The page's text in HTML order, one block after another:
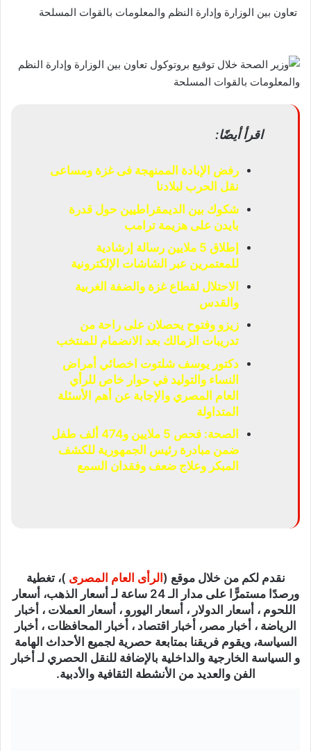
تعاون بين الوزارة وإدارة النظم والمعلومات بالقوات المسلحة
اقرأ أيضًا:
رفض الإبادة الممنهجة فى غزة ومساعى
نقل الحرب لبلادنا
شكوك بين الديمقراطيين حول قدرة
بايدن على هزيمة ترامب
إطلاق 5 ملايين رسالة إرشادية
للمعتمرين عبر الشاشات الإلكترونية
الاحتلال لقطاع غزة والضفة الغربية
والقدس
زيزو وفتوح يحصلان على راحة من
تدريبات الزمالك بعد الانضمام للمنتخب
دكتور يوسف شلتوت اخصائي أمراض
النساء والتوليد في حوار خاص للرأي
العام المصري والإجابة عن أهم الأسئلة
المتداولة
الصحة: فحص 5 ملايين و474 ألف طفل
ضمن مبادرة رئيس الجمهورية للكشف
المبكر وعلاج ضعف وفقدان السمع
نقدم لكم من خلال موقع ( الرأى العام المصرى )، تغطية
ورصدًا مستمرًّا على مدار الـ 24 ساعة لـ أسعار الذهب، أسعار
اللحوم ، أسعار الدولار ، أسعار اليورو ، أسعار العملات ، أخبار
الرياضة ، أخبار مصر، أخبار اقتصاد ، أخبار المحافظات ، أخبار
السياسة، ويقوم فريقنا بمتابعة حصرية لجميع الأحداث الهامة
و السياسة الخارجية والداخلية بالإضافة للنقل الحصري لـ أخبار
الفن والعديد من الأنشطة الثقافية والأدبية.